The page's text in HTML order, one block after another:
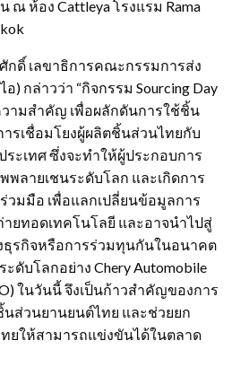
ณ ห้อง Cattleya โรงแรม Rama
กดิ์ เลขาธิการคณะกรรมการส่ง
) กล่าวว่า “กิจกรรม Sourcing Day
ามสำคัญ เพื่อผลักดันการใช้ชิ้น
ารเชื่อมโยงผู้ผลิตชิ้นส่วนไทยกับ
ะเทศ ซึ่งจะทำให้ผู้ประกอบการ
พลายเชนระดับโลก และเกิดการ
วมมือ เพื่อแลกเปลี่ยนข้อมูลการ
ายทอดเทคโนโลยี และอาจนำไปสู่
ธุรกิจหรือการร่วมทุนกันในอนาคต
ดับโลกอย่าง Chery Automobile
ในวันนี้ จึงเป็นก้าวสำคัญของการ
ส่วนยานยนต์ไทย และช่วยยก
ยให้สามารถแข่งขันได้ในตลาด